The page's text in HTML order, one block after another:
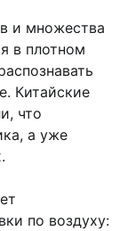
и множества
в плотном
Китайские
что
а уже
по воздуху: